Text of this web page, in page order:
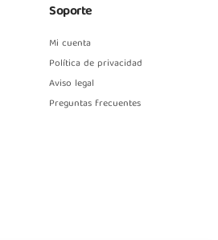
Soporte
Mi cuenta
Política de privacidad
Aviso legal
Preguntas frecuentes